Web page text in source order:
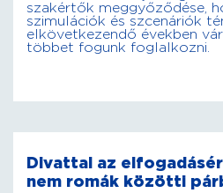
szakértők meggyőződése,
szimulációk és szcenáriók
elkövetkezendő években
többet fogunk foglalkozni.
Divattal az
nem romák közötti